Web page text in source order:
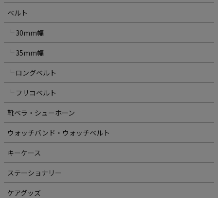
ベルト
└ 30mm幅
└ 35mm幅
└ ロングベルト
└ フリコベルト
靴ベラ・シューホーン
ウォッチバンド・ウォッチベルト
キーケース
ステーショナリー
ケアグッズ